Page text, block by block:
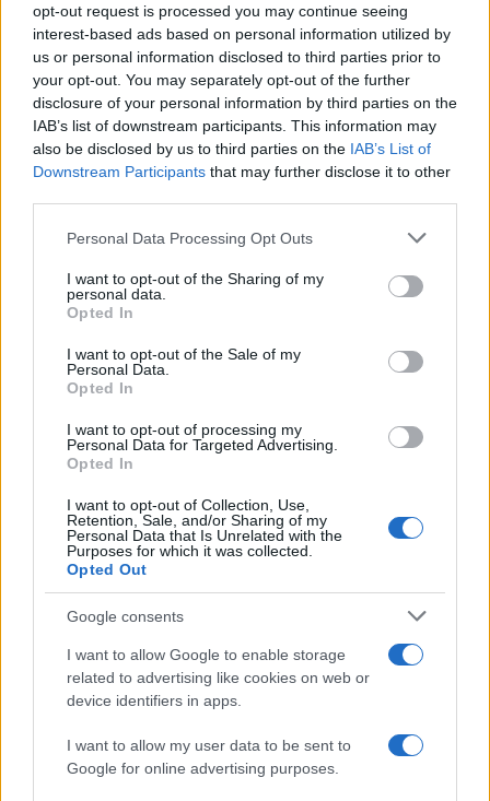
opt-out request is processed you may continue seeing
interest-based ads based on personal information utilized by
us or personal information disclosed to third parties prior to
your opt-out. You may separately opt-out of the further
disclosure of your personal information by third parties on the
IAB’s list of downstream participants. This information may
also be disclosed by us to third parties on the IAB’s List of
Downstream Participants that may further disclose it to other
Please note that this website/app uses one or more Google
not limited to your visit or usage behaviour. You may click to
grant or deny consent to Google and its third-party tags to
use your data for below specified purposes in below Google
consent section.
Personal Data Processing Opt Outs
I want to opt-out of the Sharing of my
personal data.
Opted In
I want to opt-out of the Sale of my
Personal Data.
Opted In
I want to opt-out of processing my
Personal Data for Targeted Advertising.
Opted In
I want to opt-out of Collection, Use,
Retention, Sale, and/or Sharing of my
Personal Data that Is Unrelated with the
Purposes for which it was collected.
Opted Out
Google consents
I want to allow Google to enable storage
related to advertising like cookies on web or
device identifiers in apps.
I want to allow my user data to be sent to
Google for online advertising purposes.
Το ίδιο υποστηρίζει και η σύντροφός του που
επέβαινε στο όχημα τη στιγμή της τραγωδίας.
Αυτές οι καταθέσεις έρχονται σε «σύγκρουση»
με την κατάθεση αυτόπτη μάρτυρα που ανέφερε
στις αρχές πως αυτός που παραβίασε το φανάρι
Αστυνομικοί συνεχίζουν και παίρνουν καταθέσεις
για το τροχαίο δυστύχημα και ελέγχουν
προσεκτικά βίντεο από κάμερες τις περιοχές για
να αποκαλύψουν το τι συνέβη και έχασαν τη ζωή
τους τόσο νωρίς μητέρα και κόρη.
Στο μεταξύ σήμερα και σεκλίμα βαθιάς οδύνης
τελέστηκε η κηδεία των δύο γυναικών.